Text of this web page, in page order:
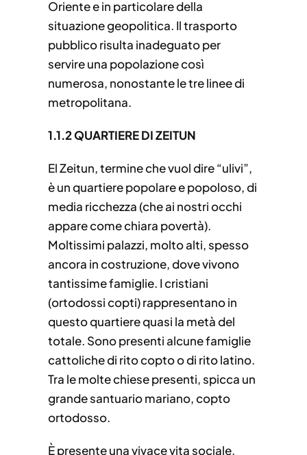
Oriente e in particolare della
situazione geopolitica. Il trasporto
pubblico risulta inadeguato per
servire una popolazione così
numerosa, nonostante le tre linee di
metropolitana.
1.1.2 QUARTIERE DI ZEITUN
El Zeitun, termine che vuol dire “ulivi”,
è un quartiere popolare e popoloso, di
media ricchezza (che ai nostri occhi
appare come chiara povertà).
Moltissimi palazzi, molto alti, spesso
ancora in costruzione, dove vivono
tantissime famiglie. I cristiani
(ortodossi copti) rappresentano in
questo quartiere quasi la metà del
totale. Sono presenti alcune famiglie
cattoliche di rito copto o di rito latino.
Tra le molte chiese presenti, spicca un
grande santuario mariano, copto
ortodosso.
È presente una vivace vita sociale,